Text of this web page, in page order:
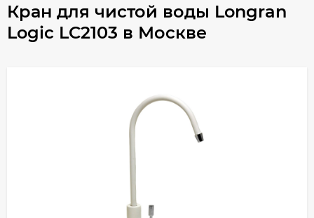
Кран для чистой воды Longran
Logic LC2103 в Москве